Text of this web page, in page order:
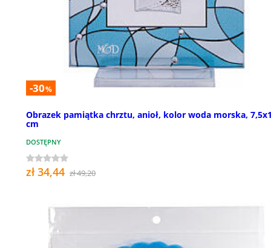
-30%
Obrazek pamiątka chrztu, anioł, kolor woda morska,
cm
DOSTĘPNY
zł 34,44 zł 49,20